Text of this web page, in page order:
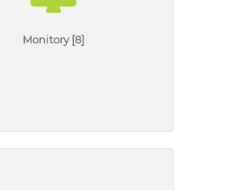
Monitory [8]